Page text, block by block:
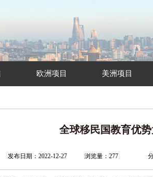
欧洲项目 美洲项目
全球移民国教育优
发布日期：2022-12-27 浏览量： 277